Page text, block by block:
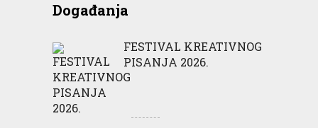
Događanja
FESTIVAL KREATIVNOG
PISANJA 2026.